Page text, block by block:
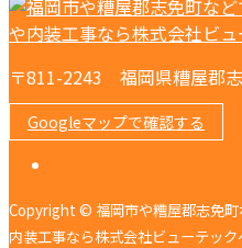
〒811-2243 福岡県糟屋郡
Googleマップで確認する
Copyright © 福岡市や糟屋郡志免町
内装工事なら株式会社ビューテッ